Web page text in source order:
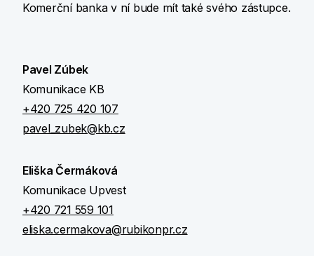
Komerční banka v ní bude mít také svého zástupce.
Pavel Zúbek
Komunikace KB
+420 725 420 107
pavel_zubek@kb.cz
Eliška Čermáková
Komunikace Upvest
+420 721 559 101
eliska.cermakova@rubikonpr.cz